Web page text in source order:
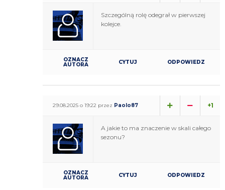
Szczególną rolę odegrał w pierwszej
kolejce.
OZNACZ
AUTORA CYTUJ ODPOWIEDZ
29.08.2025 o 19:22 przez Paolo87 +1
A jakie to ma znaczenie w skali całego
sezonu?
OZNACZ
AUTORA CYTUJ ODPOWIEDZ